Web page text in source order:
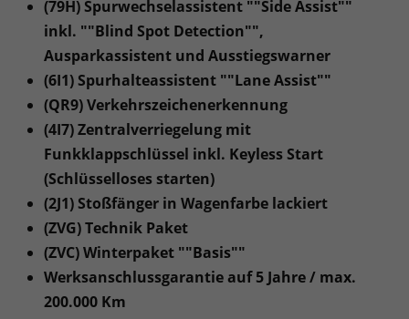
(79H) Spurwechselassistent ""Side Assist""
inkl. ""Blind Spot Detection"",
Ausparkassistent und Ausstiegswarner
(6I1) Spurhalteassistent ""Lane Assist""
(QR9) Verkehrszeichenerkennung
(4I7) Zentralverriegelung mit
Funkklappschlüssel inkl. Keyless Start
(Schlüsselloses starten)
(2J1) Stoßfänger in Wagenfarbe lackiert
(ZVG) Technik Paket
(ZVC) Winterpaket ""Basis""
Werksanschlussgarantie auf 5 Jahre / max.
200.000 Km